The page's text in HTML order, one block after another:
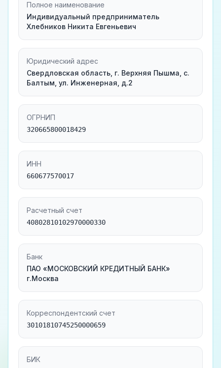
Полное наименование
Индивидуальный предприниматель
Хлебников Никита Евгеньевич
Юридический адрес
Свердловская область, г. Верхняя Пышма, с.
Балтым, ул. Инженерная, д.2
ОГРНИП
320665800018429
ИНН
660677570017
Расчетный счет
40802810102970000330
Банк
ПАО «МОСКОВСКИЙ КРЕДИТНЫЙ БАНК»
г.Москва
Корреспондентский счет
30101810745250000659
БИК